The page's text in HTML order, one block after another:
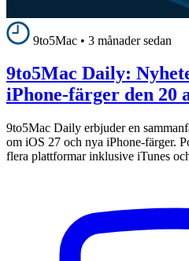
9to5Mac • 3 månader sedan
9to5Mac Daily:
iPhone-färger den 20
9to5Mac Daily erbjuder en
om iOS 27 och nya iPhone-färger.
flera plattformar inklusive iTunes